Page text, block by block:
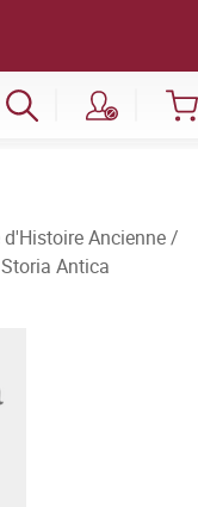
Ancienne /
Antica